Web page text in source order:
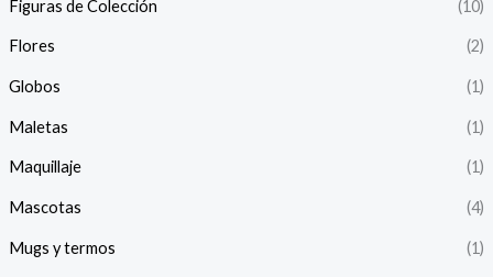
Figuras de Colección (10)
Flores (2)
Globos (1)
Maletas (1)
Maquillaje (1)
Mascotas (4)
Mugs y termos (1)